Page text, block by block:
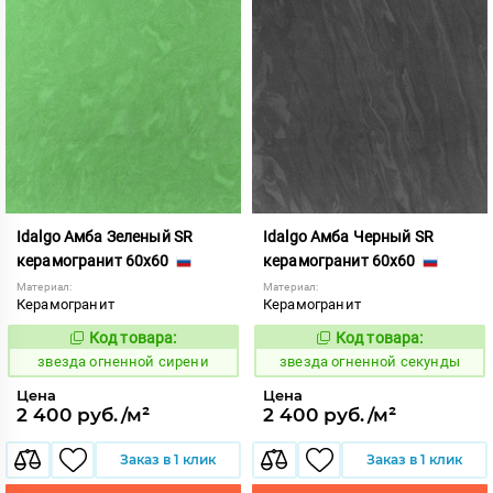
Idalgo Амба Зеленый SR
керамогранит 60x60
Материал:
Керамогранит
445839
Код товара:
звезда огненной сирени
Цена
2 400 руб./м²
Заказ в 1 клик
Idalgo Амба Черный SR
керамогранит 60x60
Материал:
Керамогранит
445837
Код товара:
звезда огненной секунды
Цена
2 400 руб./м²
Заказ в 1 клик